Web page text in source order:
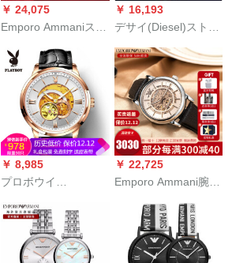
￥ 24,075
Emporo Ammaniスネ
バラゴルドバドルに
ダイを入れて、軽い
お荷物沢女性腕时计
の全国共同保证休暇
を取りました。観覧
车シリーズのAR
1908银色が少量入荷
しました。
￥ 16,193
デサイ(Diesel)スト腕
ー腕時計欧米流行腕
時計DZT 2022
￥ 8,985
プロボウイ
男性機械表両面透か
し夜光防水全自動機
械男子時計5533端白
￥ 22,725
Emporo Ammani腕時
動フュージョンのク
ラシク防水カジュア
ルベルト腕時計AR